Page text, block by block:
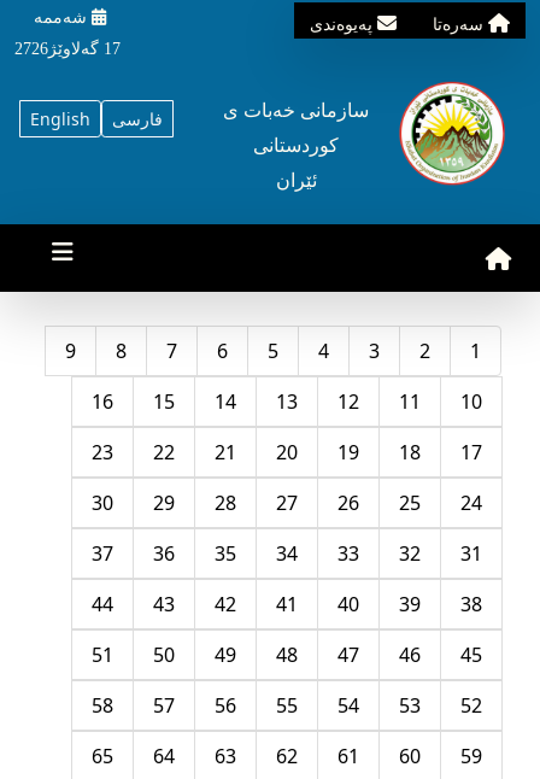
سه‌ره‌تا په‌یوه‌ندی
شه‌ممه‌
17 گه‌لاوێژ2726
English فارسی
سازمانی خه‌بات ی
کوردستانی
ئێران
1
2
3
4
5
6
7
8
9
10
11
12
13
14
15
16
17
18
19
20
21
22
23
24
25
26
27
28
29
30
31
32
33
34
35
36
37
38
39
40
41
42
43
44
45
46
47
48
49
50
51
52
53
54
55
56
57
58
59
60
61
62
63
64
65